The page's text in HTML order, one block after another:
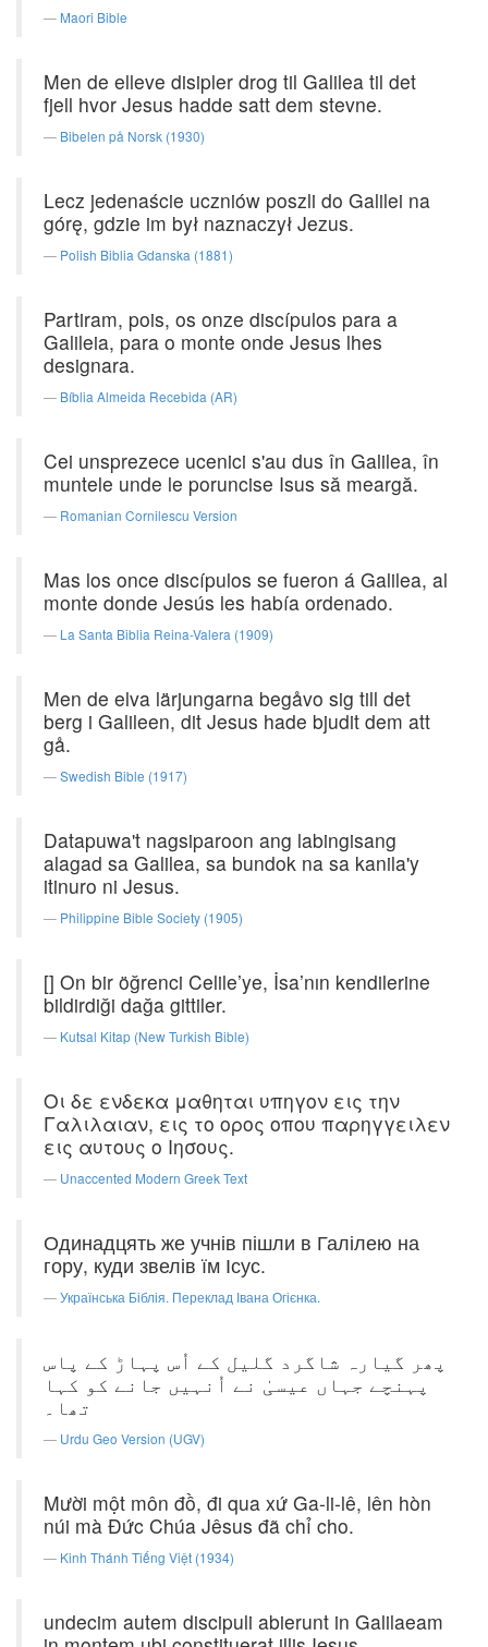
Maori Bible
Men de elleve disipler drog til Galilea til det
fjell hvor Jesus hadde satt dem stevne.
Bibelen på Norsk (1930)
Lecz jedenaście uczniów poszli do Galilei na
górę, gdzie im był naznaczył Jezus.
Polish Biblia Gdanska (1881)
Partiram, pois, os onze discípulos para a
Galileia, para o monte onde Jesus lhes
designara.
Bíblia Almeida Recebida (AR)
Cei unsprezece ucenici s'au dus în Galilea, în
muntele unde le poruncise Isus să meargă.
Romanian Cornilescu Version
Mas los once discípulos se fueron á Galilea, al
monte donde Jesús les había ordenado.
La Santa Biblia Reina-Valera (1909)
Men de elva lärjungarna begåvo sig till det
berg i Galileen, dit Jesus hade bjudit dem att
gå.
Swedish Bible (1917)
Datapuwa't nagsiparoon ang labingisang
alagad sa Galilea, sa bundok na sa kanila'y
itinuro ni Jesus.
Philippine Bible Society (1905)
[] On bir öğrenci Celile’ye, İsa’nın kendilerine
bildirdiği dağa gittiler.
Kutsal Kitap (New Turkish Bible)
Οι δε ενδεκα μαθηται υπηγον εις την
Γαλιλαιαν, εις το ορος οπου παρηγγειλεν
εις αυτους ο Ιησους.
Unaccented Modern Greek Text
Одинадцять же учнів пішли в Галілею на
гору, куди звелів їм Ісус.
Українська Біблія. Переклад Івана Огієнка.
پھر گیارہ شاگرد گلیل کے اُس پہاڑ کے پاس
پہنچے جہاں عیسیٰ نے اُنہیں جانے کو کہا
تھا۔
Urdu Geo Version (UGV)
Mười một môn đồ, đi qua xứ Ga-li-lê, lên hòn
núi mà Ðức Chúa Jêsus đã chỉ cho.
Kinh Thánh Tiếng Việt (1934)
undecim autem discipuli abierunt in Galilaeam